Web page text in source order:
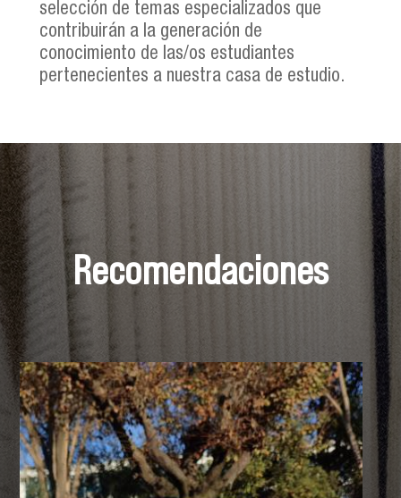
selección de temas especializados que
contribuirán a la generación de
conocimiento de las/os estudiantes
pertenecientes a nuestra casa de estudio.
Recomendaciones